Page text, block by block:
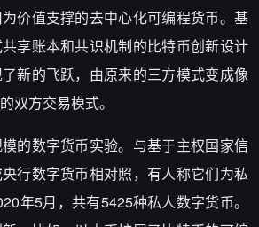
价值支撑的去中心化可编程货币。基
享账本和共识机制的比特币创新设计
新的飞跃，由原来的三方模式变成像
双方交易模式。
的数字货币实验。与基于主权国家信
行数字货币相对照，有人称它们为私
年5月，共有5425种私人数字货币。